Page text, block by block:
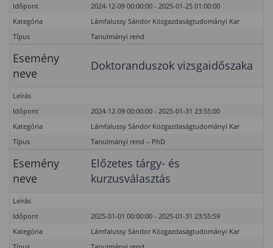
Időpont
2024-12-09 00:00:00 - 2025-01-25 01:00:00
Kategória
Lámfalussy Sándor Közgazdaságtudományi Kar
Típus
Tanulmányi rend
Esemény
neve
Doktoranduszok vizsgaidőszaka
Leírás
Időpont
2024-12-09 00:00:00 - 2025-01-31 23:55:00
Kategória
Lámfalussy Sándor Közgazdaságtudományi Kar
Típus
Tanulmányi rend – PhD
Esemény
neve
Előzetes tárgy- és
kurzusválasztás
Leírás
Időpont
2025-01-01 00:00:00 - 2025-01-31 23:55:59
Kategória
Lámfalussy Sándor Közgazdaságtudományi Kar